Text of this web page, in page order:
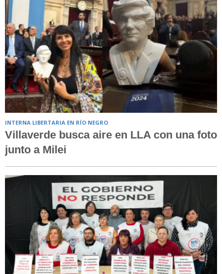
INTERNA LIBERTARIA EN RÍO NEGRO
Villaverde busca aire en LLA con una foto
junto a Milei